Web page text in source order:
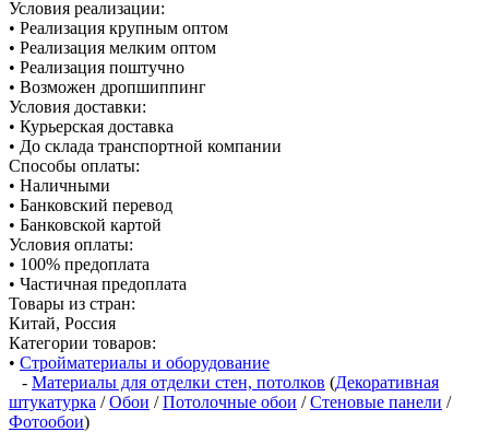
Условия реализации:
• Реализация крупным оптом
• Реализация мелким оптом
• Реализация поштучно
• Возможен дропшиппинг
Условия доставки:
• Курьерская доставка
• До склада транспортной компании
Способы оплаты:
• Наличными
• Банковский перевод
• Банковской картой
Условия оплаты:
• 100% предоплата
• Частичная предоплата
Товары из стран:
Китай, Россия
Категории товаров:
• Стройматериалы и оборудование
- Материалы для отделки стен, потолков (Декоративная
штукатурка /Обои /Потолочные обои /Стеновые панели /
Фотообои)